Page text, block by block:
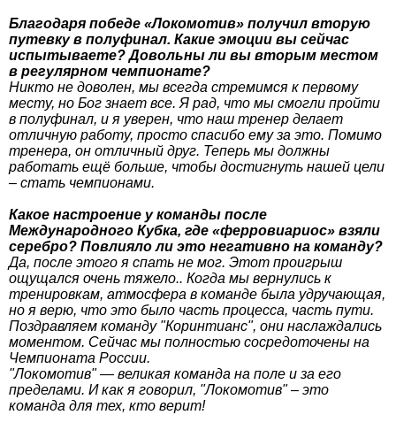
Благодаря победе «Локомотив» получил вторую
путевку в полуфинал. Какие эмоции вы сейчас
испытываете? Довольны ли вы вторым местом
в регулярном чемпионате?
Никто не доволен, мы всегда стремимся к первому
месту, но Бог знает все. Я рад, что мы смогли пройти
в полуфинал, и я уверен, что наш тренер делает
отличную работу, просто спасибо ему за это. Помимо
тренера, он отличный друг. Теперь мы должны
работать ещё больше, чтобы достигнуть нашей цели
– стать чемпионами.
Какое настроение у команды после
Международного Кубка, где «ферровиариос» взяли
серебро? Повлияло ли это негативно на команду?
Да, после этого я спать не мог. Этот проигрыш
ощущался очень тяжело.. Когда мы вернулись к
тренировкам, атмосфера в команде была удручающая,
но я верю, что это было часть процесса, часть пути.
Поздравляем команду "Коринтианс", они наслаждались
моментом. Сейчас мы полностью сосредоточены на
Чемпионата России.
"Локомотив" — великая команда на поле и за его
пределами. И как я говорил, "Локомотив" – это
команда для тех, кто верит!